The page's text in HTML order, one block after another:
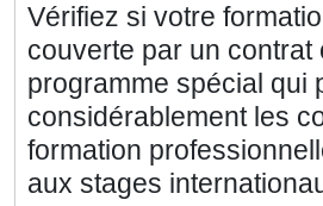
Vérifiez si votre
couverte par un contrat
programme spécial qui
considérablement les
formation
aux stages